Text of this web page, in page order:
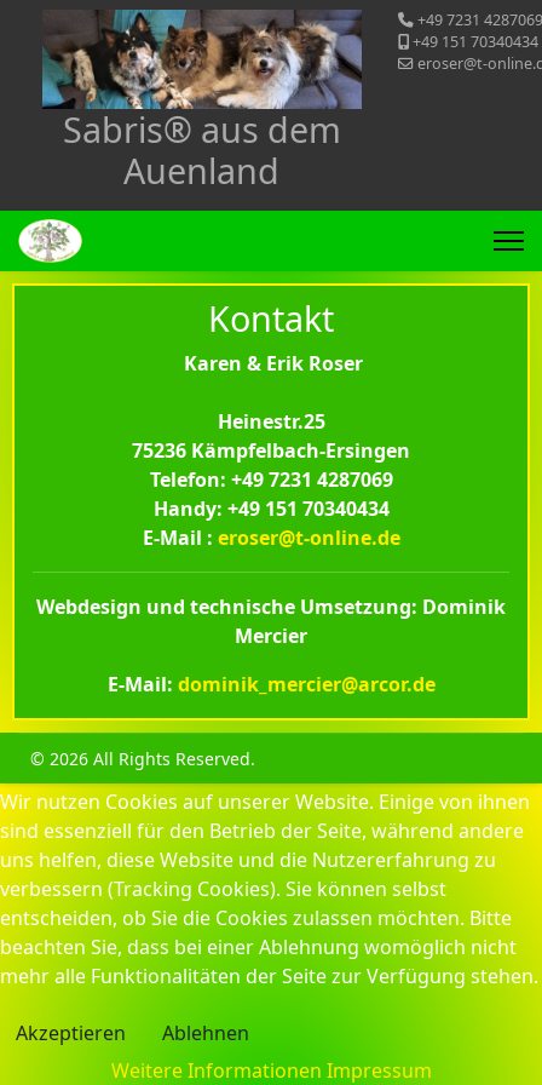
Sabris® aus dem
Auenland
+49 7231 4287069
+49 151 70340434
eroser@t-
Kontakt
Karen & Erik Roser
Heinestr.25
75236 Kämpfelbach-Ersingen
Telefon: +49 7231 4287069
Handy: +49 151 70340434
E-Mail : eroser@t-online.de
Webdesign und technische Umsetzung: Dominik
Mercier
E-Mail: dominik_mercier@arcor.de
© 2026 All Rights Reserved.
Wir nutzen Cookies auf unserer Website. Einige von ihnen
sind essenziell für den Betrieb der Seite, während andere
uns helfen, diese Website und die Nutzererfahrung zu
verbessern (Tracking Cookies). Sie können selbst
entscheiden, ob Sie die Cookies zulassen möchten. Bitte
beachten Sie, dass bei einer Ablehnung womöglich nicht
mehr alle Funktionalitäten der Seite zur Verfügung stehen.
Akzeptieren
Ablehnen
Weitere Informationen Impressum